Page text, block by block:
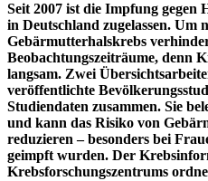
Seit 2007 ist die Impfung
in Deutschland zugelassen. Um
Gebärmutterhalskrebs
Beobachtungszeiträume, denn
langsam. Zwei
veröffentlichte
Studiendaten zusammen. Sie
und kann das Risiko von
reduzieren – besonders bei
geimpft wurden. Der
Krebsforschungszentrums